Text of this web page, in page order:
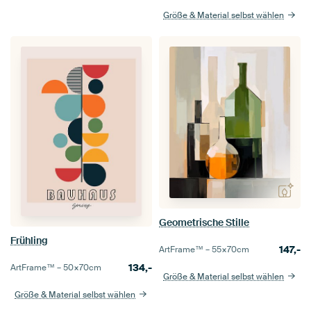
Größe & Material selbst wählen
Frühling
ArtFrame™ –50×70cm 134,-
Größe & Material selbst wählen
Geometrische Stille
ArtFrame™ –55×70cm 147,-
Größe & Material selbst wählen